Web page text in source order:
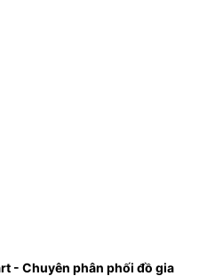
- Chuyên phân phối đồ gia